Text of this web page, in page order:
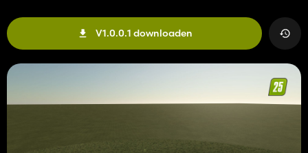
V1.0.0.1 downloaden